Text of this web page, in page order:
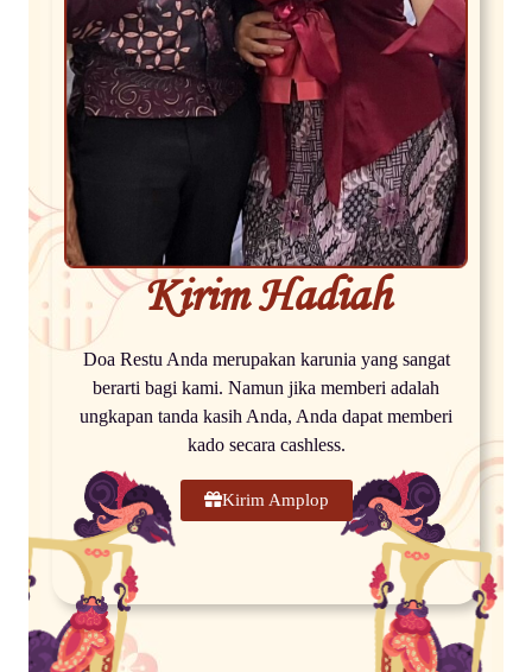
Kirim Hadiah
Doa Restu Anda merupakan karunia yang sangat
berarti bagi kami. Namun jika memberi adalah
ungkapan tanda kasih Anda, Anda dapat memberi
kado secara cashless.
Kirim Amplop